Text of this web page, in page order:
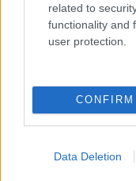
related to
functionality and
user protection.
CONFIRM
Data Deletion